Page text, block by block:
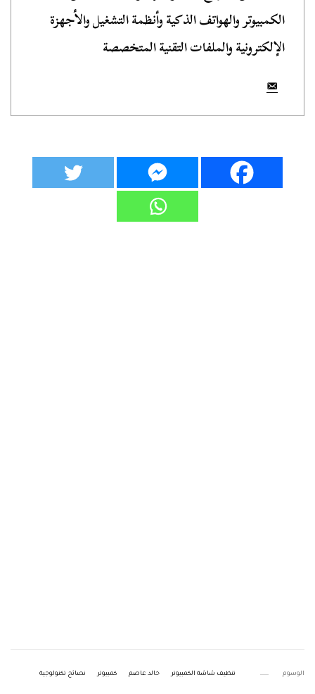
الكمبيوتر والهواتف الذكية وأنظمة التشغيل والأجهزة
الإلكترونية والملفات التقنية المتخصصة
الوسوم تنظيف شاشة الكمبيوتر خالد عاصم كمبيوتر نصائح تكنولوجية